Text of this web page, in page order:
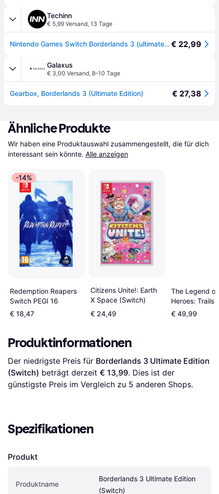
Techinn
€ 5,99 Versand, 13 Tage
Nintendo Games Switch Borderlands 3 (ultimate Edition) Golden PAL€ 22,99
Galaxus
€ 3,00 Versand, 8–10 Tage
Gearbox, Borderlands 3 (Ultimate Edition) € 27,38
Ähnliche Produkte
Wir haben eine Produktauswahl zusammengestellt, die für dich
interessant sein könnte. Alle anzeigen
-14%
Redemption Reapers
Switch PEGI 16
€ 18,47
Citizens Unite!: Earth
X Space (Switch)
€ 24,49
The Legend of
Heroes: Trails
Reverie
€ 49,99
Produktinformationen
Der niedrigste Preis für Borderlands 3 Ultimate Edition
(Switch) beträgt derzeit € 13,99. Dies ist der
günstigste Preis im Vergleich zu 5 anderen Shops.
Spezifikationen
Produkt
Produktname
Borderlands 3 Ultimate Edition
(Switch)